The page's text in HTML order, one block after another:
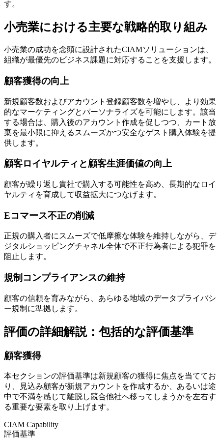
す。
小売業における主要な戦略的取り組み
小売業の成功を念頭に設計されたCIAMソリューションは、
組織が最優先のビジネス課題に対応することを支援します。
顧客獲得の向上
新規顧客数およびアカウント登録顧客数を増やし、より効果
的なマーケティングとパーソナライズを可能にします。該当
する場合は、購入後のアカウント作成を促しつつ、カート放
棄を最小限に抑えるスムーズかつ安全なゲスト購入体験を提
供します。
顧客ロイヤルティと顧客生涯価値の向上
顧客が繰り返し貴社で購入する可能性を高め、長期的なロイ
ヤルティを育成して収益拡大につなげます。
Eコマース不正の削減
正規の購入者にスムーズで低摩擦な体験を維持しながら、デ
ジタルショッピングチャネル全体で不正行為者による犯罪を
阻止します。
規制コンプライアンスの維持
顧客の信頼を育みながら、あらゆる地域のデータプライバシ
ー規制に準拠します。
評価の詳細解説：包括的な評価基準
顧客獲得
本セクションの評価基準は新規顧客の獲得に焦点を当ててお
り、見込み顧客が新規アカウントを作成するか、あるいは途
中で不満を感じて離脱し競合他社へ移ってしまうかを左右す
る重要な要素を取り上げます。
CIAM Capability
評価基準